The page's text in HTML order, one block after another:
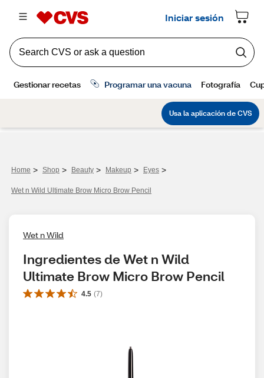
Home > Shop > Beauty > Makeup > Eyes >
Wet n Wild Ultimate Brow Micro Brow Pencil
Wet n Wild
Ingredientes de Wet n Wild
Ultimate Brow Micro Brow Pencil
4.5 (7)